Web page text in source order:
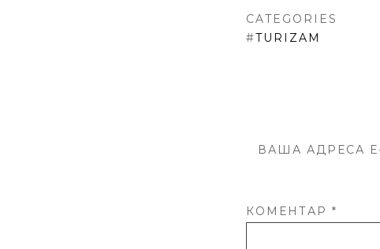
CATEGORIES
#TURIZAM
ВАША АДРЕСА
КОМЕНТАР *